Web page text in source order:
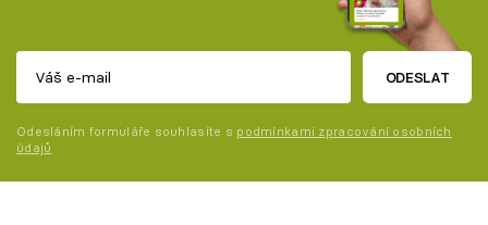
ODESLAT
Odesláním formuláře souhlasíte s podmínkami zpracování osobních
údajů